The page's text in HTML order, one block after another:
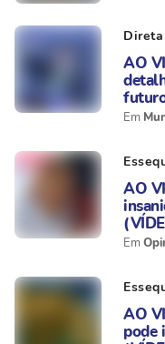
AO
AO
AO
pode